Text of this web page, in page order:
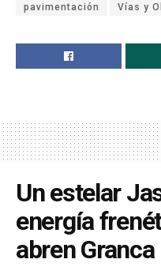
pavimentación Vías y
Un estelar
energía
abren